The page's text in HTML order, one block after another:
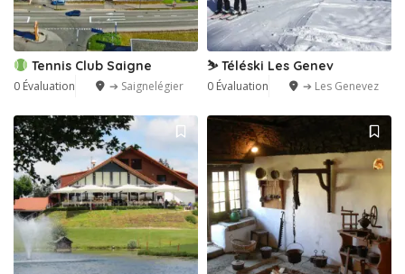
Tennis Club Saigne
0 Évaluation ➔ Saignelégier
⛷️ Téléski Les Genev
0 Évaluation ➔ Les Genevez